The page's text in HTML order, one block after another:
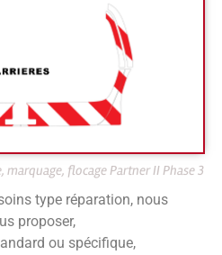
marquage, flocage Partner II Phase 3
type réparation, nous
proposer,
ou spécifique,